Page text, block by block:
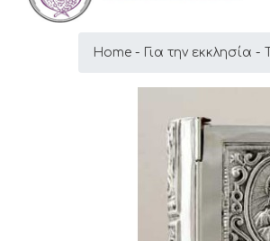
Home Για την εκκλησία